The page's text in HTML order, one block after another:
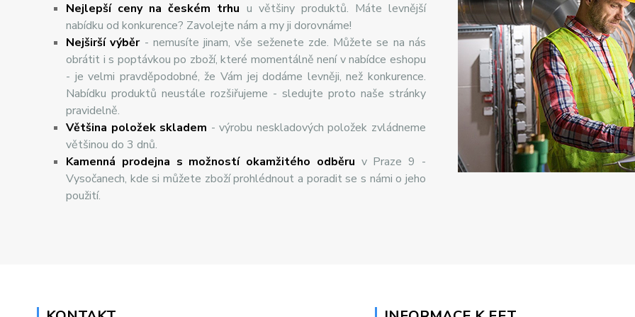
Nejlepší ceny na českém trhu u většiny produktů. Máte levnější
nabídku od konkurence? Zavolejte nám a my ji dorovnáme!
Nejširšívýběr- nemusíte jinam, vše seženete zde. Můžete se na nás
obrátit i s poptávkou po zboží, které momentálně není v nabídce eshopu
- je velmi pravděpodobné, že Vám jej dodáme levněji, než konkurence.
Nabídku produktů neustále rozšiřujeme - sledujte proto naše stránky
pravidelně.
Většina položek skladem - výrobu neskladových položek zvládneme
většinou do 3 dnů.
Kamenná prodejna s možností okamžitého odběru v Praze 9 -
Vysočanech, kde si můžete zboží prohlédnout a poradit se s námi o jeho
použití.